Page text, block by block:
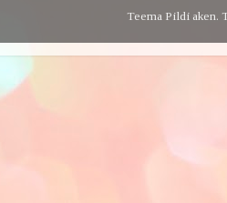
Teema Pildi aken.